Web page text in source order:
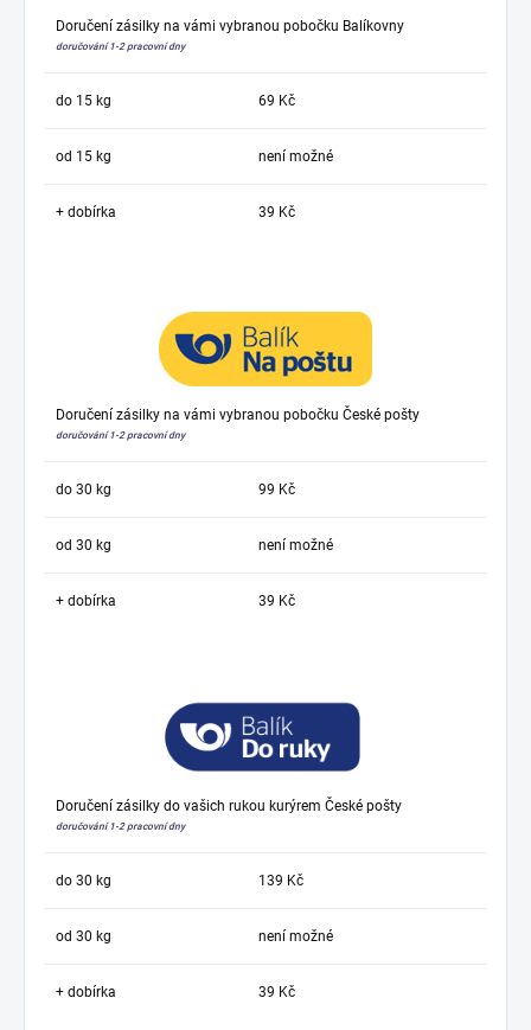
Doručení zásilky na vámi vybranou pobočku Balíkovny
doručování 1-2 pracovní dny
do 15 kg 69 Kč
od 15 kg není možné
+ dobírka 39 Kč
Doručení zásilky na vámi vybranou pobočku České pošty
doručování 1-2 pracovní dny
do 30 kg 99 Kč
od 30 kg není možné
+ dobírka 39 Kč
Doručení zásilky do vašich rukou kurýrem České pošty
doručování 1-2 pracovní dny
do 30 kg 139 Kč
od 30 kg není možné
+ dobírka 39 Kč